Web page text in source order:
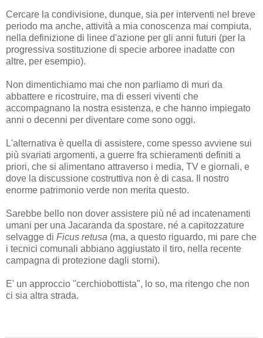
Cercare la condivisione, dunque, sia per interventi nel breve
periodo ma anche, attività a mia conoscenza mai compiuta,
nella definizione di linee d'azione per gli anni futuri (per la
progressiva sostituzione di specie arboree inadatte con
altre, per esempio).
Non dimentichiamo mai che non parliamo di muri da
abbattere e ricostruire, ma di esseri viventi che
accompagnano la nostra esistenza, e che hanno impiegato
anni o decenni per diventare come sono oggi.
L'alternativa è quella di assistere, come spesso avviene sui
più svariati argomenti, a guerre fra schieramenti definiti a
priori, che si alimentano attraverso i media, TV e giornali, e
dove la discussione costruttiva non è di casa. Il nostro
enorme patrimonio verde non merita questo.
Sarebbe bello non dover assistere più né ad incatenamenti
umani per una Jacaranda da spostare, né a capitozzature
selvagge di Ficus retusa (ma, a questo riguardo, mi pare che
i tecnici comunali abbiano aggiustato il tiro, nella recente
campagna di protezione dagli storni).
E' un approccio "cerchiobottista", lo so, ma ritengo che non
ci sia altra strada.